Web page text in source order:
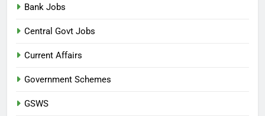
Bank Jobs
Central Govt Jobs
Current Affairs
Government Schemes
GSWS